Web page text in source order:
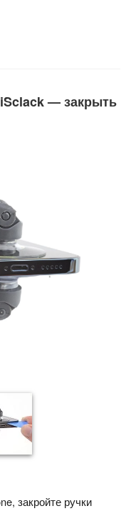
— закрыть
закройте ручки